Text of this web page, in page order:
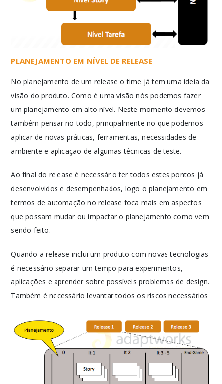
PLANEJAMENTO EM NÍVEL DE RELEASE
No planejamento de um release o time já tem uma ideia da
visão do produto. Como é uma visão nós podemos fazer
um planejamento em alto nível. Neste momento devemos
também pensar no todo, principalmente no que podemos
aplicar de novas práticas, ferramentas, necessidades de
ambiente e aplicação de algumas técnicas de teste.
Ao final do release é necessário ter todos estes pontos já
desenvolvidos e desempenhados, logo o planejamento em
termos de automação no release foca mais em aspectos
que possam mudar ou impactar o planejamento como vem
sendo feito.
Quando a release inclui um produto com novas tecnologias
é necessário separar um tempo para experimentos,
aplicações e aprender sobre possíveis problemas de design.
Também é necessário levantar todos os riscos necessários